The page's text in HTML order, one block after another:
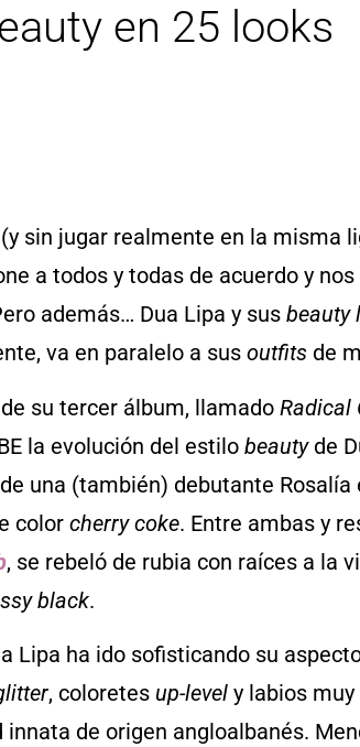
en 25 looks
sin jugar realmente en la misma
a todos y todas de acuerdo y
además… Dua Lipa y sus beauty
va en paralelo a sus outfits de
su tercer álbum, llamado Radical
la evolución del estilo beauty de
una (también) debutante Rosalía
color cherry coke. Entre ambas y
, se rebeló de rubia con raíces a la
black.
Lipa ha ido sofisticando su
, coloretes up-level y labios
de origen angloalbanés.